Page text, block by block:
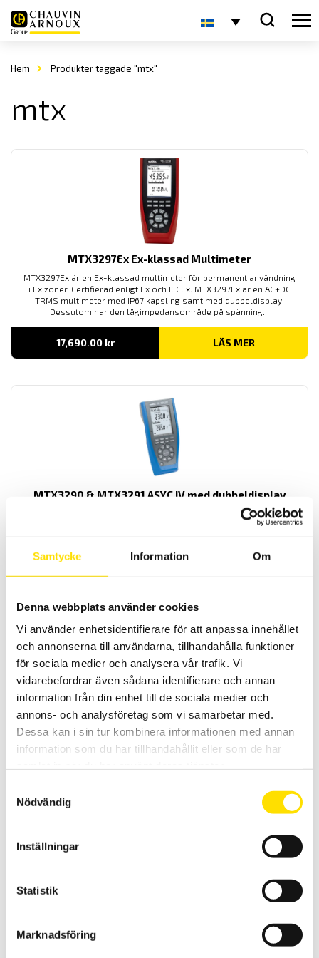
Samtycke Information Om
Denna webbplats använder cookies
Vi använder enhetsidentifierare för att anpassa innehållet
och annonserna till användarna, tillhandahålla funktioner
för sociala medier och analysera vår trafik. Vi
vidarebefordrar även sådana identifierare och annan
information från din enhet till de sociala medier och
annons- och analysföretag som vi samarbetar med.
Dessa kan i sin tur kombinera informationen med annan
information som du har tillhandahållit eller som de har
Nödvändig
Inställningar
Statistik
Marknadsföring
Hem Produkter taggade "mtx"
mtx
MTX3297Ex Ex-klassad Multimeter
MTX3297Ex är en Ex-klassad multimeter för permanent användning
i Ex zoner. Certifierad enligt Ex och IECEx. MTX3297Ex är en AC+DC
TRMS multimeter med IP67 kapsling samt med dubbeldisplay.
Dessutom har den lågimpedansområde på spänning.
17,690.00 kr LÄS MER
MTX3290 & MTX3291 ASYC IV med dubbeldisplay
MTX är en AC+DC TRMS mätande samt IP67 vattentät
multimeterserie med dubbeldisplay och lägsta mätosäkerhet. Med
lågimpedansområde på spänning.
4,295.00 kr
Väskor för multimeterserie MTX
Väskor för Metrix MTX3290, MTX3291 samt MTX3297Ex
multimeterserie.
Säkring till MTX & CA5292-93 multimetrar